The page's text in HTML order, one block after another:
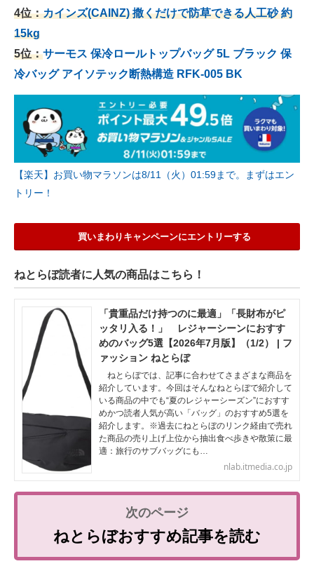
4位：カインズ(CAINZ) 撒くだけで防草できる人工砂 約
15kg
5位：サーモス 保冷ロールトップバッグ 5L ブラック 保
冷バッグ アイソテック断熱構造 RFK-005 BK
【楽天】お買い物マラソンは8/11（火）01:59まで。まずはエン
トリー！
買いまわりキャンペーンにエントリーする
ねとらぼ読者に人気の商品はこちら！
「貴重品だけ持つのに最適」「長財布がピ
ッタリ入る！」 レジャーシーンにおすす
めのバッグ5選【2026年7月版】（1/2） | フ
ァッション ねとらぼ
ねとらぼでは、記事に合わせてさまざまな商品を
紹介しています。今回はそんなねとらぼで紹介して
いる商品の中でも“夏のレジャーシーズン”におすす
めかつ読者人気が高い「バッグ」のおすすめ5選を
紹介します。※過去にねとらぼのリンク経由で売れ
た商品の売り上げ上位から抽出食べ歩きや散策に最
適：旅行のサブバッグにも…
nlab.itmedia.co.jp
ねとらぼおすすめ記事を読む